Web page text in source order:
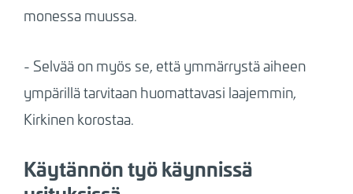
monessa muussa.
- Selvää on myös se, että ymmärrystä aiheen
ympärillä tarvitaan huomattavasi laajemmin,
Kirkinen korostaa.
Käytännön työ käynnissä